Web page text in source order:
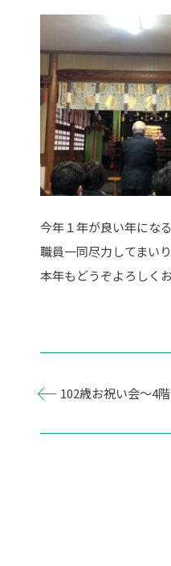
今年１年が良い年にな
職員一同尽力してまい
本年もどうぞよろしく
102歳お祝い会～4